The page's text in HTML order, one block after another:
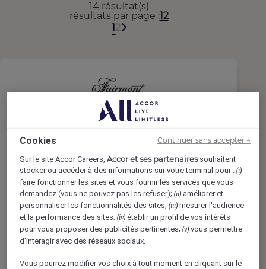
14 résultat(s)
12
résultats par page 12
(Temps plein) - Boutique
Fairmont Québec
Fairmont Stores, Québec City, Canada
Temps Complet
Retail
plus
présélection
Cookies
Sur le site Accor Careers,Accor et ses partenairessouhaitent
stocker ou accéder à des informations sur votre terminal pour :(i)
faire fonctionner les sites et vous fournir les services que vous
demandez (vous ne pouvez pas les refuser);(ii) améliorer et
personnaliser les fonctionnalités des sites;(iii) mesurer l'audience
et la performance des sites;(iv) établir un profil de vos intérêts
pour vous proposer des publicités pertinentes;(v) vous permettre
d'interagir avec des réseaux sociaux.
Vous pourrez modifier vos choix à tout moment en cliquant sur le
Continuer sans accepter →